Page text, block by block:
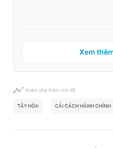
Xem
Khám phá thêm chủ đề
TÂY HÒA CẢI CÁCH HÀNH CHÍNH